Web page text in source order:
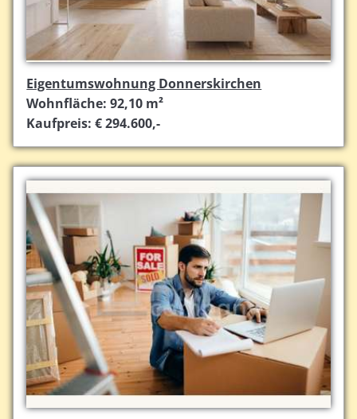
Eigentumswohnung Donnerskirchen
Wohnfläche: 92,10 m²
Kaufpreis: € 294.600,-